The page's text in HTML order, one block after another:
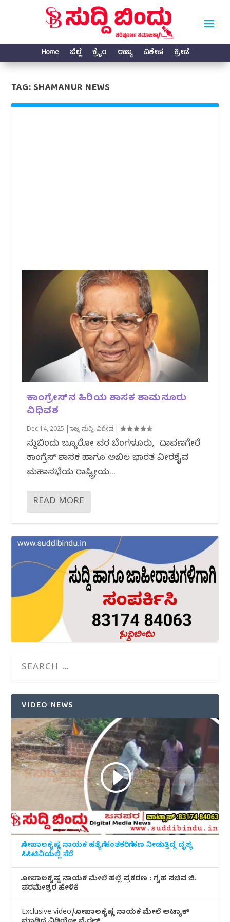
Home ಜಿಲ್ಲೆ ಕ್ರೈಂ ರಾಜ್ಯ ವಿಶೇಷ ಕ್ರೀಡೆ
TAG:SHAMANUR NEWS
ಕಾಂಗ್ರೇಸ್‌ನ ಹಿರಿಯ ಶಾಸಕ ಶಾಮನೂರು
ವಿಧಿವಶ
Dec 14, 2025 |ರಾಜ್ಯ ಸುದ್ದಿ,ವಿಶೇಷ |
ಸುದ್ದಿಬಿಂದು ಬ್ಯೂರೋ ವರದಿ ಬೆಂಗಳೂರು, ದಾವಣಗೇರೆ
ಕಾಂಗ್ರೆಸ್ ಶಾಸಕ ಹಾಗೂ ಅಖಿಲ ಭಾರತ ವೀರಶೈವ
ಮಹಾಸಭೆಯ ರಾಷ್ಟ್ರೀಯ...
READ MORE
VIDEO NEWS
ಗೋಪಾಲಕೃಷ್ಣ ನಾಯಕ ಹತ್ಯೆಗೆ ಹಂತಕರಿಗೆ ಹಣ ನೀಡುತ್ತಿದ್ದ ದೃಶ್ಯ
ಸಿಸಿಟಿವಿಯಲ್ಲಿ ಸೆರೆ
ಗೋಪಾಲಕೃಷ್ಣ ನಾಯಕ ಮೇಲೆ ಹಲ್ಲೆ ಪ್ರಕರಣ : ಗೃಹ ಸಚಿವ ಜಿ.
ಪರಮೇಶ್ವರ ಹೇಳಿಕೆ
Exclusive video/ಗೋಪಾಲಕೃಷ್ಣ ನಾಯಕ ಮೇಲೆ ಅಟ್ಯಾಕ್